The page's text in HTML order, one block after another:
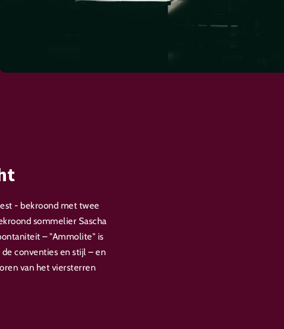
- bekroond met twee
sommelier Sascha
– "Ammolite" is
conventies en stijl – en
van het viersterren